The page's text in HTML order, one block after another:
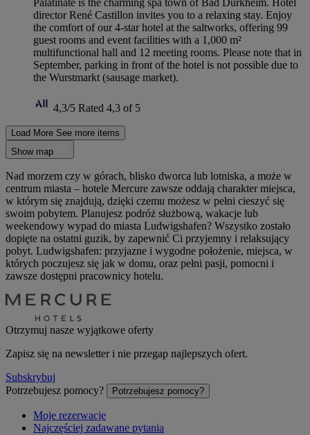
Palatinate is the charming spa town of Bad Dürkheim. Hotel
director René Castillon invites you to a relaxing stay. Enjoy
the comfort of our 4-star hotel at the saltworks, offering 99
guest rooms and event facilities with a 1,000 m²
multifunctional hall and 12 meeting rooms. Please note that in
September, parking in front of the hotel is not possible due to
the Wurstmarkt (sausage market).
4,3/5 Rated 4,3 of 5
Load More See more items
Show map
Nad morzem czy w górach, blisko dworca lub lotniska, a może w
centrum miasta – hotele Mercure zawsze oddają charakter miejsca,
w którym się znajdują, dzięki czemu możesz w pełni cieszyć się
swoim pobytem. Planujesz podróż służbową, wakacje lub
weekendowy wypad do miasta Ludwigshafen? Wszystko zostało
dopięte na ostatni guzik, by zapewnić Ci przyjemny i relaksujący
pobyt. Ludwigshafen: przyjazne i wygodne położenie, miejsca, w
których poczujesz się jak w domu, oraz pełni pasji, pomocni i
zawsze dostępni pracownicy hotelu.
Otrzymuj nasze wyjątkowe oferty
Zapisz się na newsletter i nie przegap najlepszych ofert.
Subskrybuj
Potrzebujesz pomocy?
Potrzebujesz pomocy?
Moje rezerwacje
Najczęściej zadawane pytania